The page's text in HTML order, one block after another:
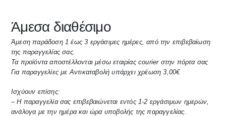
Άμεσα διαθέσιμο
Άμεση παράδοση 1 έως 3 εργάσιμες ημέρες, από την επιβεβαίωση
της παραγγελίας σας.
Τα προϊόντα αποστέλλονται μέσω εταιρίας courier στην πόρτα σας
Για παραγγελίες με Αντικαταβολή υπάρχει χρέωση 3,00€
Ισχύουν επίσης:
– Η παραγγελία σας επιβεβαιώνεται εντός 1-2 εργάσιμων ημερών,
ανάλογα με την ημέρα και ώρα υποβολής της παραγγελίας.